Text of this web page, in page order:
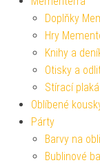
Doplňky
Hry
Knihy a
Otisky a
Stírací
Oblíbené
Párty
Barvy na
Bublinové